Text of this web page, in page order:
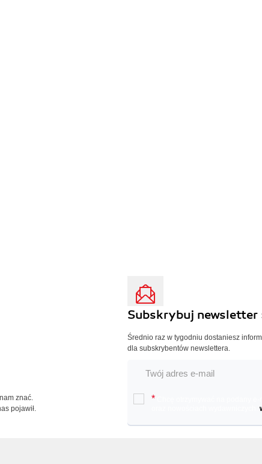
znać.
pojawił.
Subskrybuj newsletter
Średnio raz w tygodniu dostaniesz
dla subskrybentów newslettera.
*